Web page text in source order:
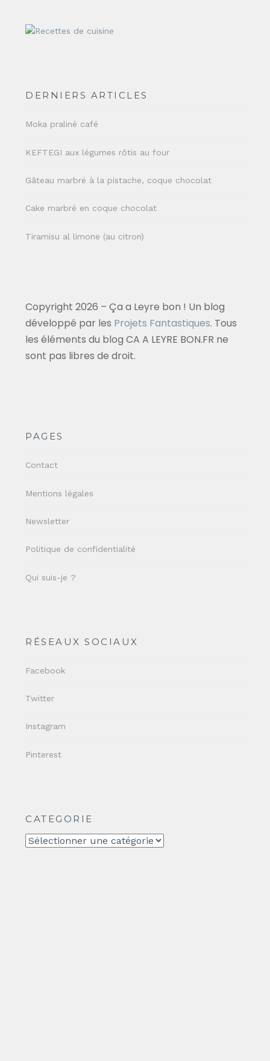
DERNIERS ARTICLES
Moka praliné café
KEFTEGI aux légumes rôtis au four
Gâteau marbré à la pistache, coque chocolat
Cake marbré en coque chocolat
Tiramisu al limone (au citron)
Copyright 2026 – Ça a Leyre bon ! Un blog
développé par les Projets Fantastiques. Tous
les éléments du blog CA A LEYRE BON.FR ne
sont pas libres de droit.
PAGES
Contact
Mentions légales
Newsletter
Politique de confidentialité
Qui suis-je ?
RÉSEAUX SOCIAUX
Facebook
Twitter
Instagram
Pinterest
CATEGORIE
CATEGORIE